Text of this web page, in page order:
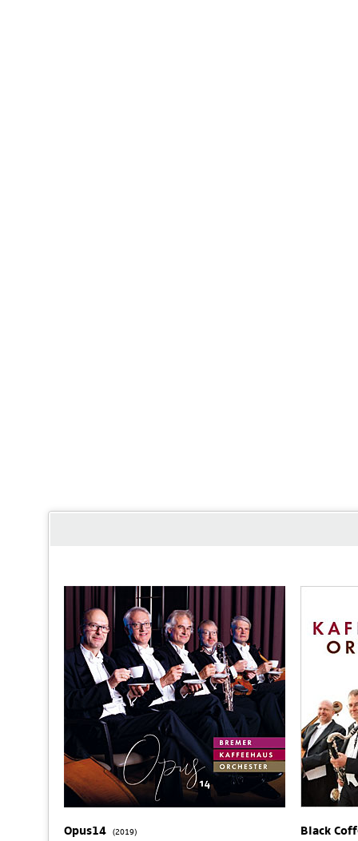
Opus14 (2019)
Black